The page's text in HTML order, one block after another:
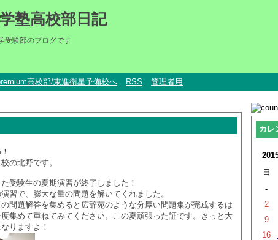
塾高校部日記
受験部のブログです
高校部/東進衛星予備校へ RSS 管理者用
の北野です。
受験生の夏期演習が終了しました！
習で、膨大な量の問題を解いてくれました。
問題解答を集めると広辞苑のような分厚い問題集が完成するは
集めて重ねてみてください。この夏頑張った証です。きっと大
りますよ！
カレ
日
-
2
9
16